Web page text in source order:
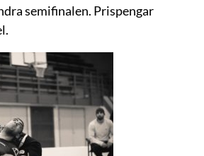
semifinalen. Prispengar